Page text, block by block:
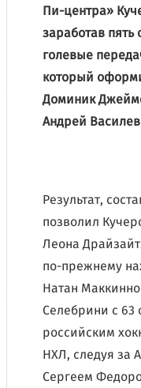
Пи-центра»
заработав
голевые
который
Доминик
Андрей
Результат,
позволил
Леона
по-прежнему
Натан
Селебрини с 63
российским
НХЛ, следуя за
Сергеем